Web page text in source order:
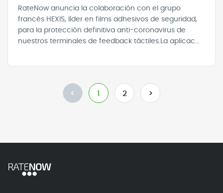
RateNow anuncia la colaboración con el grupo
francés HEXIS, líder en films adhesivos de seguridad,
para la protección definitiva anti-coronavirus de
nuestros terminales de feedback táctiles.La aplicac...
< 1 2 >